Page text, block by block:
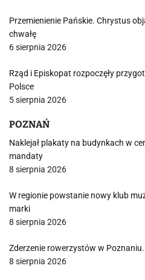
Przemienienie Pańskie. Chrystus
chwałę
6 sierpnia 2026
Rząd i Episkopat rozpoczęły
Polsce
5 sierpnia 2026
POZNAŃ
Naklejał plakaty na budynkach w
mandaty
8 sierpnia 2026
W regionie powstanie nowy klub
marki
8 sierpnia 2026
Zderzenie rowerzystów w
8 sierpnia 2026